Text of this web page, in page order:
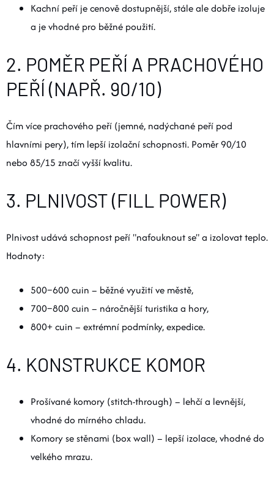
Kachní peří je cenově dostupnější, stále ale dobře izoluje
a je vhodné pro běžné použití.
2. POMĚR PEŘÍ A PRACHOVÉHO
PEŘÍ (NAPŘ. 90/10)
Čím více prachového peří (jemné, nadýchané peří pod
hlavními pery), tím lepší izolační schopnosti. Poměr 90/10
nebo 85/15 značí vyšší kvalitu.
3. PLNIVOST (FILL POWER)
Plnivost udává schopnost peří "nafouknout se" a izolovat teplo.
Hodnoty:
500–600 cuin – běžné využití ve městě,
700–800 cuin – náročnější turistika a hory,
800+ cuin – extrémní podmínky, expedice.
4. KONSTRUKCE KOMOR
Prošívané komory (stitch-through) – lehčí a levnější,
vhodné do mírného chladu.
Komory se stěnami (box wall) – lepší izolace, vhodné do
velkého mrazu.